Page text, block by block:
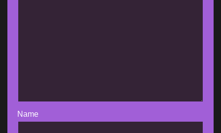
Name